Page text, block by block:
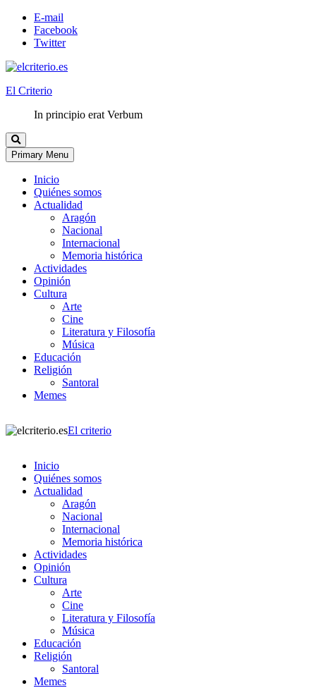
E-mail
Facebook
Twitter
El Criterio
In principio erat Verbum
Primary Menu
Inicio
Quiénes somos
Actualidad
Aragón
Nacional
Internacional
Memoria histórica
Actividades
Opinión
Cultura
Arte
Cine
Literatura y Filosofía
Música
Educación
Religión
Santoral
Memes
El criterio
Inicio
Quiénes somos
Actualidad
Aragón
Nacional
Internacional
Memoria histórica
Actividades
Opinión
Cultura
Arte
Cine
Literatura y Filosofía
Música
Educación
Religión
Santoral
Memes